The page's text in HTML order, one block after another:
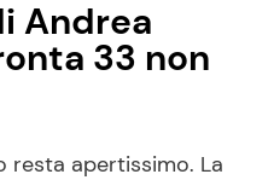
Andrea
33 non
resta apertissimo. La